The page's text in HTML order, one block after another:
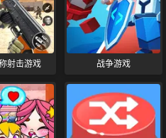
射击游戏 战争游戏